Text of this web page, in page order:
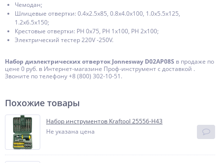
Чемодан;
Шлицевые отвертки: 0.4х2.5х85, 0.8х4.0х100, 1.0х5.5х125,
1.2х6.5х150;
Крестовые отвертки: РН 0х75, РН 1х100, РН 2х100;
Электрический тестер 220V -250V.
Набор диэлектрических отверток Jonnesway D02AP08S в продаже по
цене 0 руб. в Интернет-магазине Проф-инструмент с доставкой .
Звоните по телефону +8 (800) 302-10-51.
Похожие товары
Набор инструментов Kraftool 25556-H43
Не указана цена